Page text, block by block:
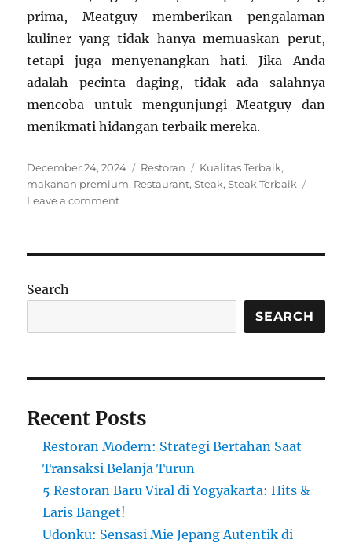
prima, Meatguy memberikan pengalaman
kuliner yang tidak hanya memuaskan perut,
tetapi juga menyenangkan hati. Jika Anda
adalah pecinta daging, tidak ada salahnya
mencoba untuk mengunjungi Meatguy dan
menikmati hidangan terbaik mereka.
Posted
on
December 24, 2024 Categories
Restoran Tags
Kualitas Terbaik,
makanan premium, Restaurant,Steak,Steak Terbaik
Leave a commenton
Berkualitas
Search
SEARCH
Recent Posts
Restoran Modern: Strategi Bertahan Saat
Transaksi Belanja Turun
5 Restoran Baru Viral di Yogyakarta: Hits &
Laris Banget!
Udonku: Sensasi Mie Jepang Autentik di